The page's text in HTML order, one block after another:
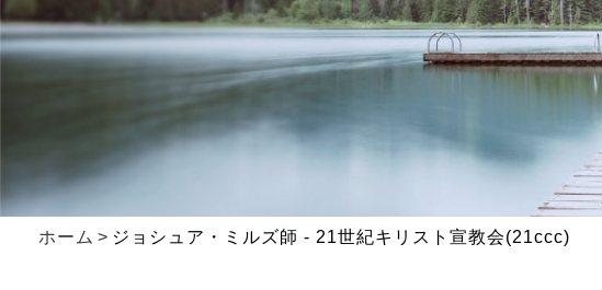
ホーム ジョシュア・ミルズ師 - 21世紀キリスト宣教会(21ccc)